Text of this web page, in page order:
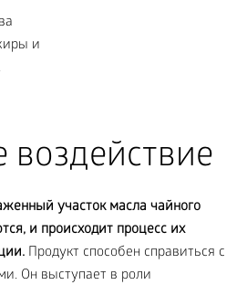
воздействие
участок масла чайного
и происходит процесс их
Продукт способен справиться с
Он выступает в роли